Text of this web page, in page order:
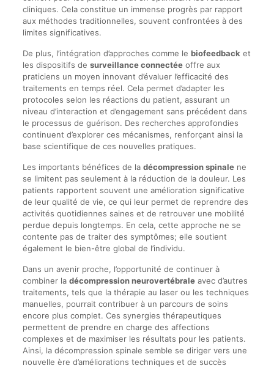
cliniques. Cela constitue un immense progrès par rapport
aux méthodes traditionnelles, souvent confrontées à des
limites significatives.
De plus, l’intégration d’approches comme le biofeedback et
les dispositifs de surveillance connectéeoffre aux
praticiens un moyen innovant d’évaluer l’efficacité des
traitements en temps réel. Cela permet d’adapter les
protocoles selon les réactions du patient, assurant un
niveau d’interaction et d’engagement sans précédent dans
le processus de guérison. Des recherches approfondies
continuent d’explorer ces mécanismes, renforçant ainsi la
base scientifique de ces nouvelles pratiques.
Les importants bénéfices de la décompression spinalene
se limitent pas seulement à la réduction de la douleur. Les
patients rapportent souvent une amélioration significative
de leur qualité de vie, ce qui leur permet de reprendre des
activités quotidiennes saines et de retrouver une mobilité
perdue depuis longtemps. En cela, cette approche ne se
contente pas de traiter des symptômes; elle soutient
également le bien-être global de l’individu.
Dans un avenir proche, l’opportunité de continuer à
combiner la décompression neurovertébraleavec d’autres
traitements, tels que la thérapie au laser ou les techniques
manuelles, pourrait contribuer à un parcours de soins
encore plus complet. Ces synergies thérapeutiques
permettent de prendre en charge des affections
complexes et de maximiser les résultats pour les patients.
Ainsi, la décompression spinale semble se diriger vers une
nouvelle ère d’améliorations techniques et de succès